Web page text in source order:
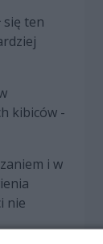
się ten
kibiców -
i w
nie